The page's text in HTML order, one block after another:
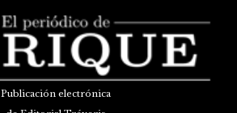
Publicación electrónica